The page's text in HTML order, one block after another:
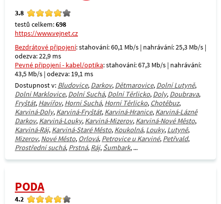
3.8
testů celkem:698
https://www.vejnet.cz
Bezdrátové připojení: stahování: 60,1 Mb/s | nahrávání: 25,3 Mb/s |
odezva: 22,9 ms
Pevné připojení - kabel/optika: stahování: 67,3 Mb/s | nahrávání:
43,5 Mb/s | odezva: 19,1 ms
Dostupnost v: Bludovice, Darkov, Dětmarovice, Dolní Lutyně,
Dolní Marklovice, Dolní Suchá, Dolní Těrlicko, Doly, Doubrava,
Fryštát, Havířov, Horní Suchá, Horní Těrlicko, Chotěbuz,
Karviná-Doly, Karviná-Fryštát, Karviná-Hranice, Karviná-Lázně
Darkov, Karviná-Louky, Karviná-Mizerov, Karviná-Nové Město,
Karviná-Ráj, Karviná-Staré Město, Koukolná, Louky, Lutyně,
Mizerov, Nové Město, Orlová, Petrovice u Karviné, Petřvald,
Prostřední suchá, Prstná, Ráj, Šumbark, ...
PODA
4.2